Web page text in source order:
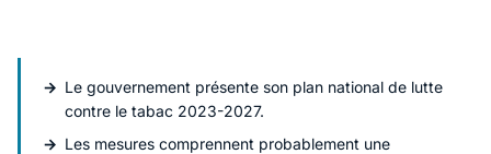
Le gouvernement présente son plan national de lutte
contre le tabac 2023-2027.
Les mesures comprennent probablement une